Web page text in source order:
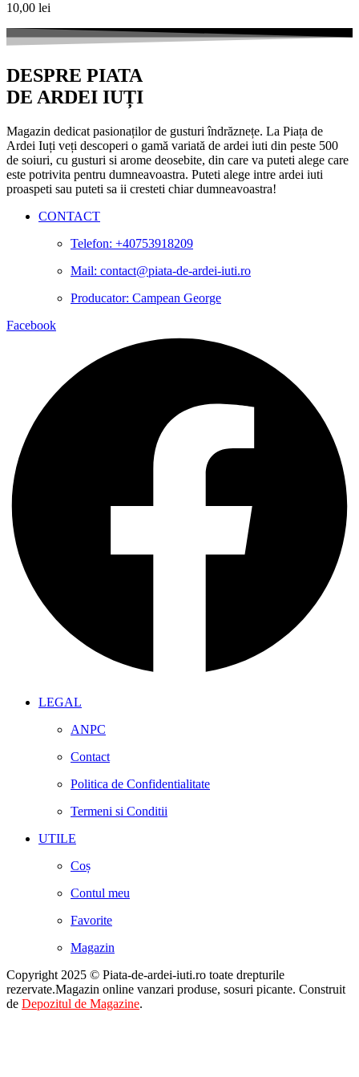
10,00 lei
DESPRE PIATA
DE ARDEI IUȚI
Magazin dedicat pasionaților de gusturi îndrăznețe. La Piața de
Ardei Iuți veți descoperi o gamă variată de ardei iuti din peste 500
de soiuri, cu gusturi si arome deosebite, din care va puteti alege care
este potrivita pentru dumneavoastra. Puteti alege intre ardei iuti
proaspeti sau puteti sa ii cresteti chiar dumneavoastra!
CONTACT
Telefon: +40753918209
Mail: contact@piata-de-ardei-iuti.ro
Producator: Campean George
Facebook
LEGAL
ANPC
Contact
Politica de Confidentialitate
Termeni si Conditii
UTILE
Coș
Contul meu
Favorite
Magazin
Copyright 2025 © Piata-de-ardei-iuti.ro toate drepturile
rezervate.Magazin online vanzari produse, sosuri picante. Construit
de Depozitul de Magazine.